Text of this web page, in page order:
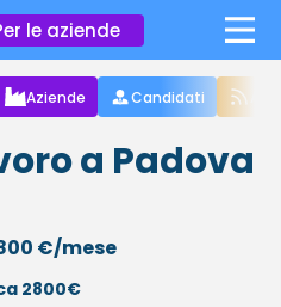
le aziende ×
Aziende Candidati
a Padova
€/mese
2800€